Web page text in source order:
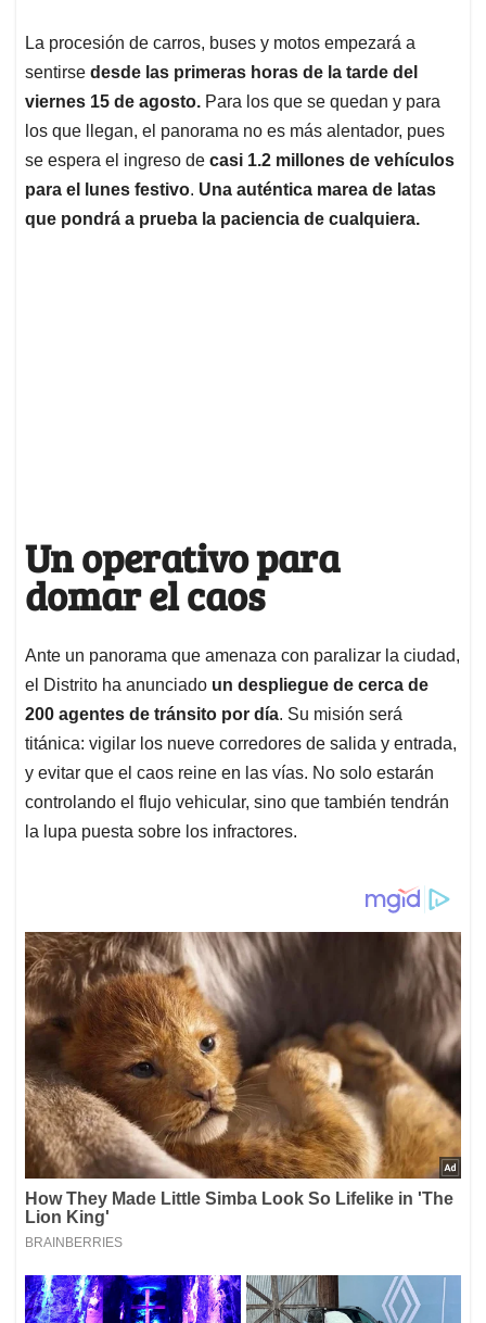
La procesión de carros, buses y motos empezará a
sentirse desde las primeras horas de la tarde del
viernes 15 de agosto. Para los que se quedan y para
los que llegan, el panorama no es más alentador, pues
se espera el ingreso de casi 1.2 millones de vehículos
para el lunes festivo. Una auténtica marea de latas
que pondrá a prueba la paciencia de cualquiera.
Un operativo para
domar el caos
Ante un panorama que amenaza con paralizar la ciudad,
el Distrito ha anunciado un despliegue de cerca de
200 agentes de tránsito por día. Su misión será
titánica: vigilar los nueve corredores de salida y entrada,
y evitar que el caos reine en las vías. No solo estarán
controlando el flujo vehicular, sino que también tendrán
la lupa puesta sobre los infractores.